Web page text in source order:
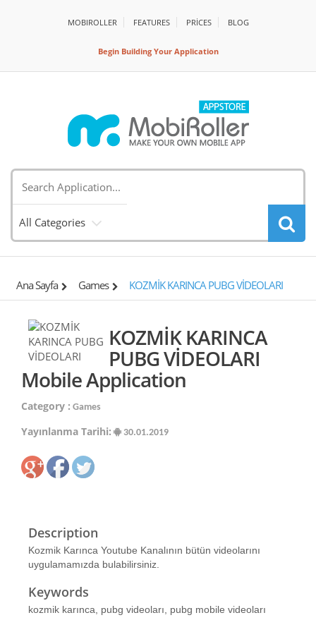
MOBIROLLER FEATURES PRİCES BLOG
Begin Building Your Application
All Categories
Ana Sayfa Games KOZMİK KARINCA PUBG VİDEOLARI
KOZMİK KARINCA
PUBG VİDEOLARI
Mobile Application
Category : Games
Yayınlanma Tarihi: 30.01.2019
Description
Kozmik Karınca Youtube Kanalının bütün videolarını
uygulamamızda bulabilirsiniz.
Keywords
kozmik karınca, pubg videoları, pubg mobile videoları